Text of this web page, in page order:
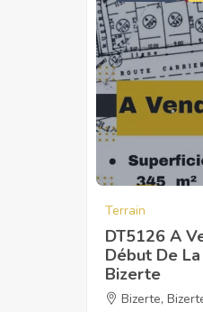
Terrain
DT5126 A
Début De
Bizerte
Bizerte,